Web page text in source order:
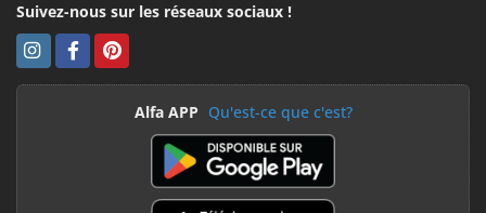
Suivez-nous sur les réseaux sociaux !
Alfa APP Qu'est-ce que c'est?